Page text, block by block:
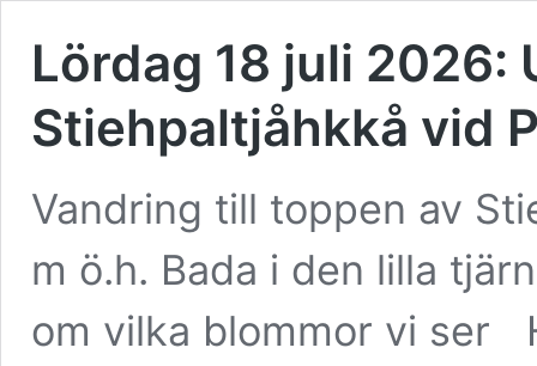
Lördag 18 juli 2026:
Stiehpaltjåhkkå vid
Vandring till toppen av
m ö.h. Bada i den lilla
om vilka blommor vi ser